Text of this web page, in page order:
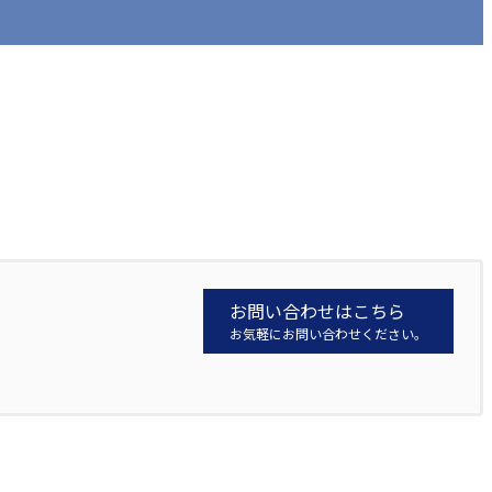
お問い合わせはこちら
お気軽にお問い合わせください。